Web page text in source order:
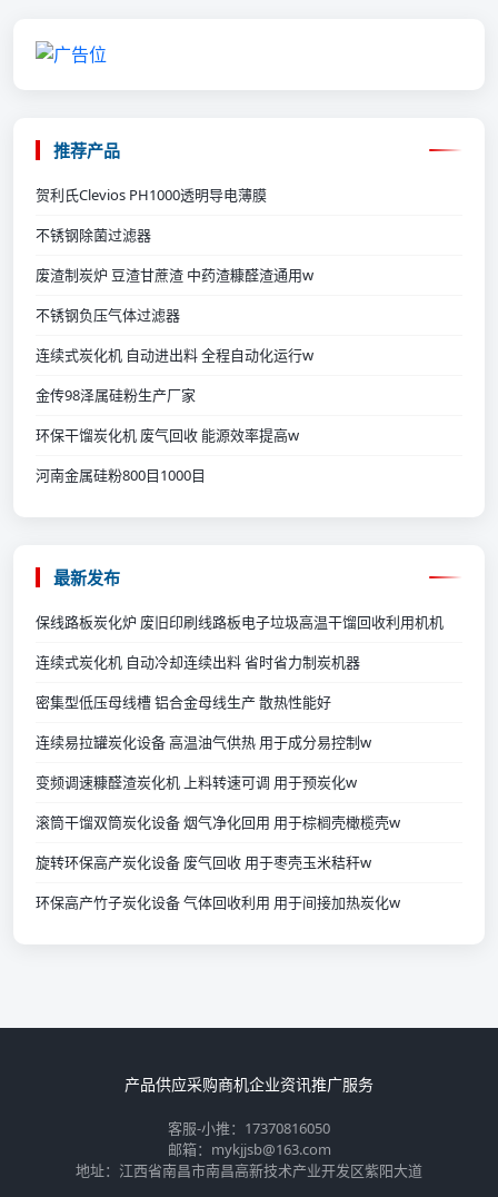
推荐产品
贺利氏Clevios PH1000透明导电薄膜
不锈钢除菌过滤器
废渣制炭炉 豆渣甘蔗渣 中药渣糠醛渣通用w
不锈钢负压气体过滤器
连续式炭化机 自动进出料 全程自动化运行w
金传98泽属硅粉生产厂家
环保干馏炭化机 废气回收 能源效率提高w
河南金属硅粉800目1000目
最新发布
保线路板炭化炉 废旧印刷线路板电子垃圾高温干馏回收利用机机
连续式炭化机 自动冷却连续出料 省时省力制炭机器
密集型低压母线槽 铝合金母线生产 散热性能好
连续易拉罐炭化设备 高温油气供热 用于成分易控制w
变频调速糠醛渣炭化机 上料转速可调 用于预炭化w
滚筒干馏双筒炭化设备 烟气净化回用 用于棕榈壳橄榄壳w
旋转环保高产炭化设备 废气回收 用于枣壳玉米秸秆w
环保高产竹子炭化设备 气体回收利用 用于间接加热炭化w
产品供应采购商机企业资讯推广服务
客服-小推：17370816050
邮箱：mykjjsb@163.com
地址：江西省南昌市南昌高新技术产业开发区紫阳大道